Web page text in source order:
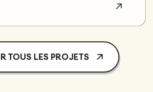
TOUS LES PROJETS